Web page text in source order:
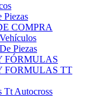
Piezas
COMPRA
Piezas
FÓRMULAS
FORMULAS TT
Tt Autocross